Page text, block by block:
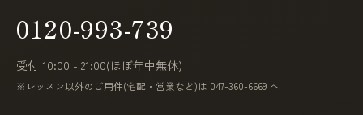
0120-993-739
受付 10:00 - 21:00(ほぼ年中無休)
※レッスン以外のご用件(宅配・営業など)は 047-360-6669 へ